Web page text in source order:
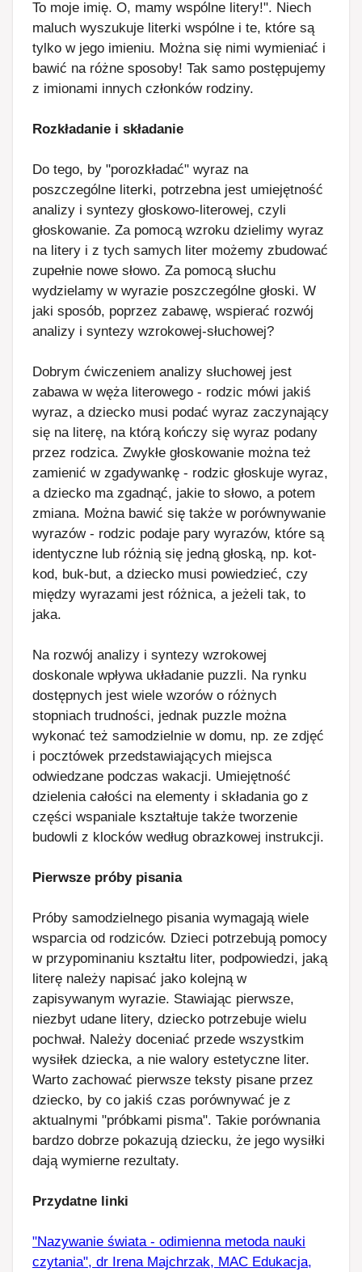
To moje imię. O, mamy wspólne litery!". Niech
maluch wyszukuje literki wspólne i te, które są
tylko w jego imieniu. Można się nimi wymieniać i
bawić na różne sposoby! Tak samo postępujemy
z imionami innych członków rodziny.
Rozkładanie i składanie
Do tego, by "porozkładać" wyraz na
poszczególne literki, potrzebna jest umiejętność
analizy i syntezy głoskowo-literowej, czyli
głoskowanie. Za pomocą wzroku dzielimy wyraz
na litery i z tych samych liter możemy zbudować
zupełnie nowe słowo. Za pomocą słuchu
wydzielamy w wyrazie poszczególne głoski. W
jaki sposób, poprzez zabawę, wspierać rozwój
analizy i syntezy wzrokowej-słuchowej?
Dobrym ćwiczeniem analizy słuchowej jest
zabawa w węża literowego - rodzic mówi jakiś
wyraz, a dziecko musi podać wyraz zaczynający
się na literę, na którą kończy się wyraz podany
przez rodzica. Zwykłe głoskowanie można też
zamienić w zgadywankę - rodzic głoskuje wyraz,
a dziecko ma zgadnąć, jakie to słowo, a potem
zmiana. Można bawić się także w porównywanie
wyrazów - rodzic podaje pary wyrazów, które są
identyczne lub różnią się jedną głoską, np. kot-
kod, buk-but, a dziecko musi powiedzieć, czy
między wyrazami jest różnica, a jeżeli tak, to
jaka.
Na rozwój analizy i syntezy wzrokowej
doskonale wpływa układanie puzzli. Na rynku
dostępnych jest wiele wzorów o różnych
stopniach trudności, jednak puzzle można
wykonać też samodzielnie w domu, np. ze zdjęć
i pocztówek przedstawiających miejsca
odwiedzane podczas wakacji. Umiejętność
dzielenia całości na elementy i składania go z
części wspaniale kształtuje także tworzenie
budowli z klocków według obrazkowej instrukcji.
Pierwsze próby pisania
Próby samodzielnego pisania wymagają wiele
wsparcia od rodziców. Dzieci potrzebują pomocy
w przypominaniu kształtu liter, podpowiedzi, jaką
literę należy napisać jako kolejną w
zapisywanym wyrazie. Stawiając pierwsze,
niezbyt udane litery, dziecko potrzebuje wielu
pochwał. Należy doceniać przede wszystkim
wysiłek dziecka, a nie walory estetyczne liter.
Warto zachować pierwsze teksty pisane przez
dziecko, by co jakiś czas porównywać je z
aktualnymi "próbkami pisma". Takie porównania
bardzo dobrze pokazują dziecku, że jego wysiłki
dają wymierne rezultaty.
Przydatne linki
"Nazywanie świata - odimienna metoda nauki
czytania", dr Irena Majchrzak, MAC Edukacja,